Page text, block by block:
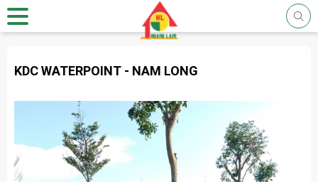
KDC WATERPOINT - NAM LONG